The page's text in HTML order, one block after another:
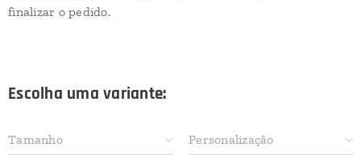
finalizar o pedido.
Escolha uma variante:
Tamanho Personalização